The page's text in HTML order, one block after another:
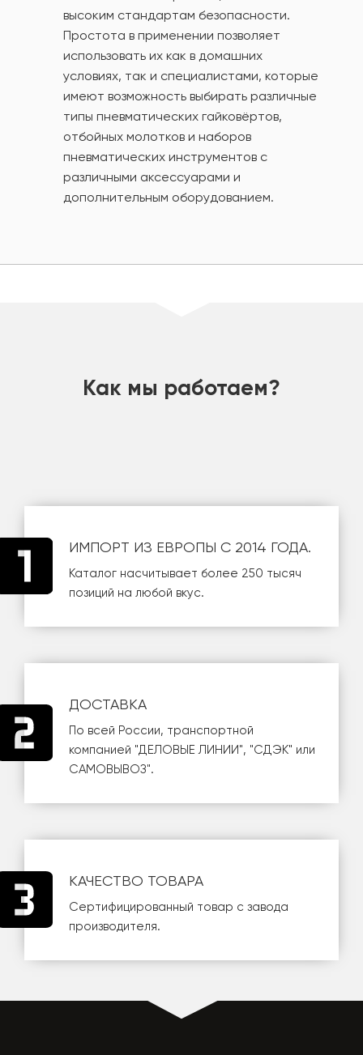
высоким стандартам безопасности.
Простота в применении позволяет
использовать их как в домашних
условиях, так и специалистами, которые
имеют возможность выбирать различные
типы пневматических гайковёртов,
отбойных молотков и наборов
пневматических инструментов с
различными аксессуарами и
дополнительным оборудованием.
Как мы работаем?
ИМПОРТ ИЗ ЕВРОПЫ С 2014 ГОДА.
Каталог насчитывает более 250 тысяч
позиций на любой вкус.
ДОСТАВКА
По всей России, транспортной
компанией "ДЕЛОВЫЕ ЛИНИИ", "СДЭК" или
САМОВЫВОЗ".
КАЧЕСТВО ТОВАРА
Сертифицированный товар с завода
производителя.